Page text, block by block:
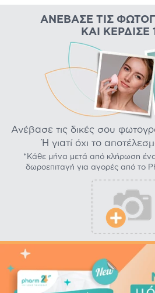
ΑΝΈΒΑΣΕ ΤΙΣ
ΚΑΙ ΚΈΡΔΙΣΕ
Ανέβασε τις δικές σου
Ή γιατί όχι το
*Κάθε μήνα μετά από κλήρωση
δωροεπιταγή για αγορές από το